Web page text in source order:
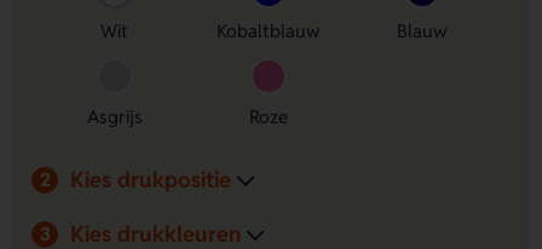
Wit Kobaltblauw Blauw
Asgrijs Roze
2 Kies drukpositie
3 Kies drukkleuren